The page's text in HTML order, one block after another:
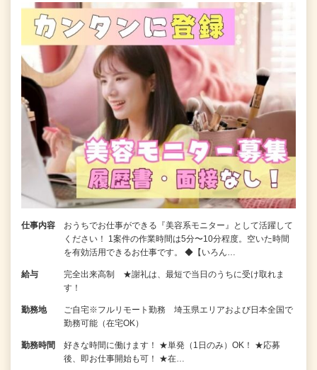
仕事内容
おうちでお仕事ができる『美容系モニター』として活躍して
ください！ 1案件の作業時間は5分〜10分程度。空いた時間
を有効活用できるお仕事です。 ◆【いろん…
給与
完全出来高制 ★謝礼は、最短で当日のうちに受け取れま
す！
勤務地
ご自宅※フルリモート勤務 埼玉県エリアおよび日本全国で
勤務可能（在宅OK）
勤務時間
好きな時間に働けます！ ★単発（1日のみ）OK！ ★応募
後、即お仕事開始も可！ ★在…